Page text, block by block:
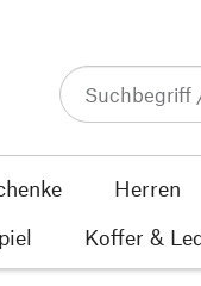
Herren
Koffer &